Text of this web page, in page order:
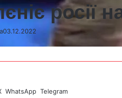
росії
03.12.2022
WhatsApp Telegram